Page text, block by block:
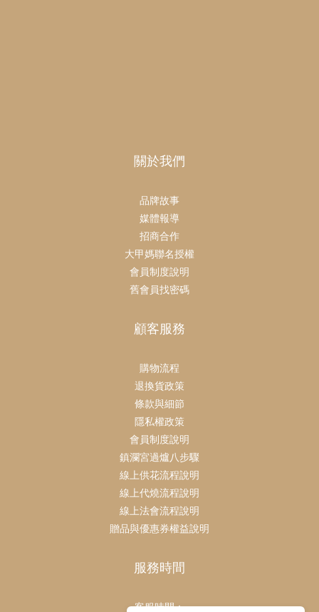
關於我們
品牌故事
媒體報導
招商合作
大甲媽聯名授權
會員制度說明
舊會員找密碼
顧客服務
購物流程
退換貨政策
條款與細節
隱私權政策
會員制度說明
鎮瀾宮過爐八步驟
線上供花流程說明
線上代燒流程說明
線上法會流程說明
贈品與優惠券權益說明
服務時間
客服時間：